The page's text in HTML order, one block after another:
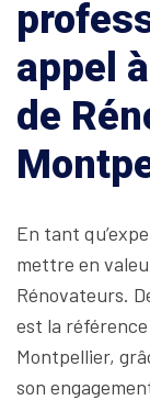
appel
de
En tant
mettre en
Rénovateurs.
est la
Montpellier,
son